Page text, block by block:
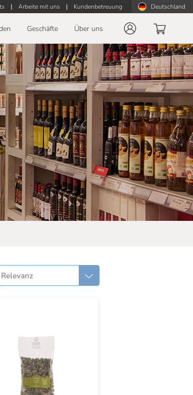
| Arbeite mit uns | Kundenbetreuung Deutschland
Geschäfte Über uns
Relevanz